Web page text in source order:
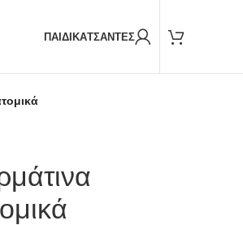
ΠΑΙΔΙΚΑΤΣΑΝΤΕΣ